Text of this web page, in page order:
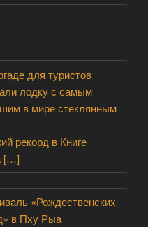
для туристов
лодку с самым
в мире стеклянным
рекорд в Книге
[…]
«Рождественских
в Пху Рыа